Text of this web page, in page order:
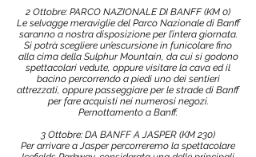
2 Ottobre: PARCO NAZIONALE DI BANFF (KM 0)
Le selvagge meraviglie del Parco Nazionale di Banff
saranno a nostra disposizione per l’intera giornata.
Si potrà scegliere un’escursione in funicolare fino
alla cima della Sulphur Mountain, da cui si godono
spettacolari vedute, oppure visitare la cava ed il
bacino percorrendo a piedi uno dei sentieri
attrezzati, oppure passeggiare per le strade di Banff
per fare acquisti nei numerosi negozi.
Pernottamento a Banff.
3 Ottobre: DA BANFF A JASPER (KM 230)
Per arrivare a Jasper percorreremo la spettacolare